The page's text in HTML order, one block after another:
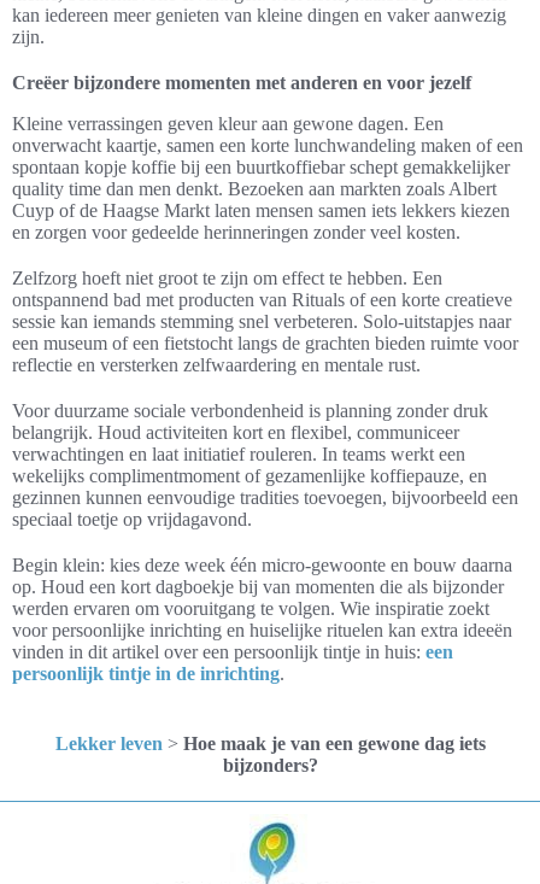
kan iedereen meer genieten van kleine dingen en vaker aanwezig
zijn.
Creëer bijzondere momenten met anderen en voor jezelf
Kleine verrassingen geven kleur aan gewone dagen. Een
onverwacht kaartje, samen een korte lunchwandeling maken of een
spontaan kopje koffie bij een buurtkoffiebar schept gemakkelijker
quality time dan men denkt. Bezoeken aan markten zoals Albert
Cuyp of de Haagse Markt laten mensen samen iets lekkers kiezen
en zorgen voor gedeelde herinneringen zonder veel kosten.
Zelfzorg hoeft niet groot te zijn om effect te hebben. Een
ontspannend bad met producten van Rituals of een korte creatieve
sessie kan iemands stemming snel verbeteren. Solo-uitstapjes naar
een museum of een fietstocht langs de grachten bieden ruimte voor
reflectie en versterken zelfwaardering en mentale rust.
Voor duurzame sociale verbondenheid is planning zonder druk
belangrijk. Houd activiteiten kort en flexibel, communiceer
verwachtingen en laat initiatief rouleren. In teams werkt een
wekelijks complimentmoment of gezamenlijke koffiepauze, en
gezinnen kunnen eenvoudige tradities toevoegen, bijvoorbeeld een
speciaal toetje op vrijdagavond.
Begin klein: kies deze week één micro-gewoonte en bouw daarna
op. Houd een kort dagboekje bij van momenten die als bijzonder
werden ervaren om vooruitgang te volgen. Wie inspiratie zoekt
voor persoonlijke inrichting en huiselijke rituelen kan extra ideeën
vinden in dit artikel over een persoonlijk tintje in huis: een
persoonlijk tintje in de inrichting.
Lekker leven > Hoe maak je van een gewone dag iets
bijzonders?